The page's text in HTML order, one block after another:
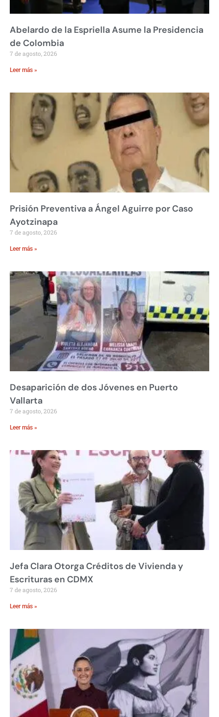
Abelardo de la Espriella Asume la Presidencia
de Colombia
7 de agosto, 2026
Leer más »
Prisión Preventiva a Ángel Aguirre por Caso
Ayotzinapa
7 de agosto, 2026
Leer más »
Desaparición de dos Jóvenes en Puerto
Vallarta
7 de agosto, 2026
Leer más »
Jefa Clara Otorga Créditos de Vivienda y
Escrituras en CDMX
7 de agosto, 2026
Leer más »